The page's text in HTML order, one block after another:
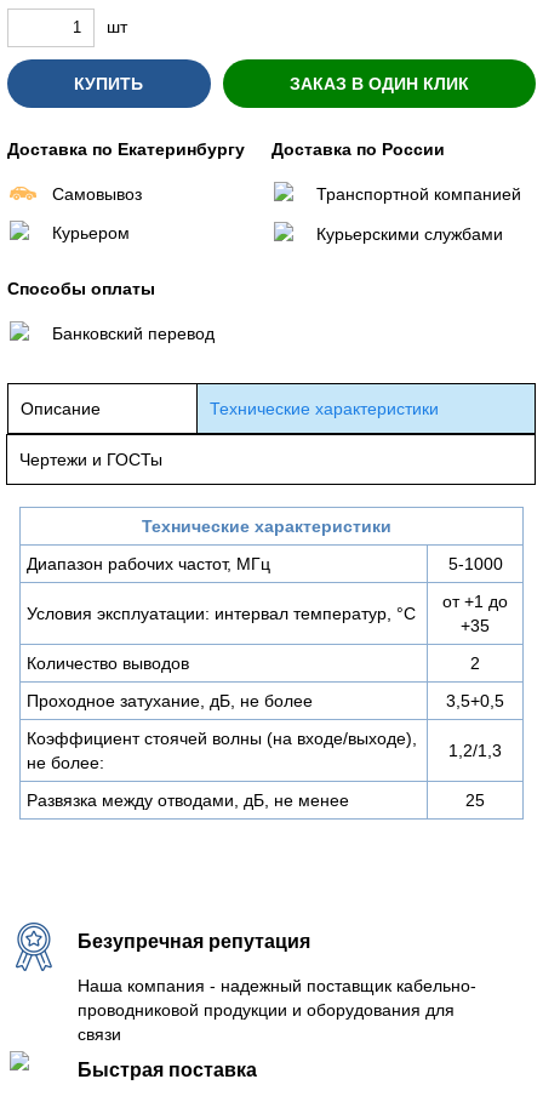
шт
КУПИТЬ ЗАКАЗ В ОДИН КЛИК
Доставка по Екатеринбургу
Самовывоз
Курьером
Доставка по России
Транспортной компанией
Курьерскими службами
Способы оплаты
Банковский перевод
Описание Технические характеристики
Чертежи и ГОСТы
Технические характеристики
Диапазон рабочих частот, МГц
5-1000
Условия эксплуатации: интервал температур, °С
от +1 до
+35
Количество выводов
2
Проходное затухание, дБ, не более
3,5+0,5
Коэффициент стоячей волны (на входе/выходе),
не более:
1,2/1,3
Развязка между отводами, дБ, не менее 25
Безупречная репутация
Наша компания - надежный поставщик кабельно-
проводниковой продукции и оборудования для
связи
Быстрая поставка